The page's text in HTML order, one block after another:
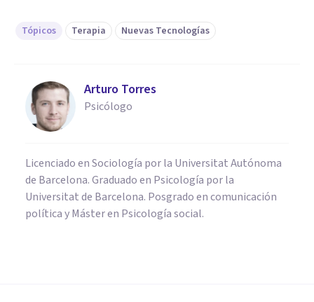
Tópicos Terapia Nuevas Tecnologías
Arturo Torres
Psicólogo
Licenciado en Sociología por la Universitat Autónoma
de Barcelona. Graduado en Psicología por la
Universitat de Barcelona. Posgrado en comunicación
política y Máster en Psicología social.